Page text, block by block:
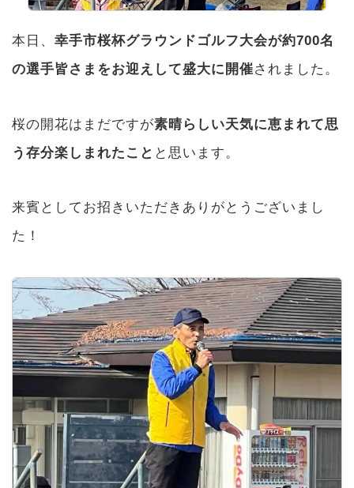
本日、 幸手市桜杯グラウンドゴルフ大会が約700名
の選手皆さまをお迎えして盛大に開催されました。
桜の開花はまだですが素晴らしい天気に恵まれて思
う存分楽しまれたこと と思います。
来賓としてお招きいただきありがとうございまし
た！